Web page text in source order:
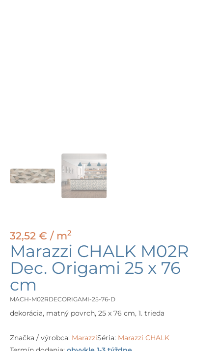
32,52 € / m2
Marazzi CHALK M02R
Dec. Origami 25 x 76
cm
MACH-M02RDECORIGAMI-25-76-D
dekorácia, matný povrch, 25 x 76 cm, 1. trieda
Značka / výrobca: MarazziSéria: Marazzi CHALK